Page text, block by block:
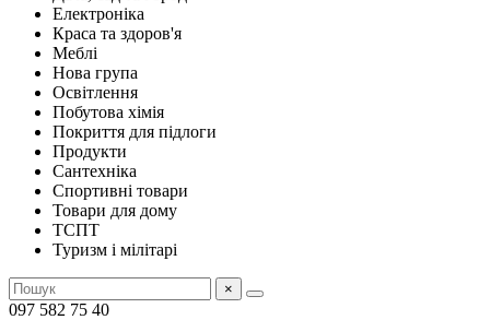
Електроніка
Краса та здоров'я
Меблі
Нова група
Освітлення
Побутова хімія
Покриття для підлоги
Продукти
Сантехніка
Спортивні товари
Товари для дому
ТСПТ
Туризм і мілітарі
×
097 582 75 40